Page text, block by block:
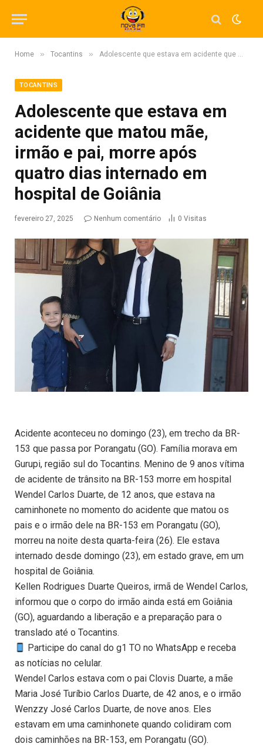
Home » Tocantins » Adolescente que estava em acidente que matou mãe, irmão e pai, morre após quatro dias internado em hospital de Goiânia
TOCANTINS
Adolescente que estava em
acidente que matou mãe,
irmão e pai, morre após
quatro dias internado em
hospital de Goiânia
fevereiro 27, 2025 Nenhum comentário 0 Visitas
Acidente aconteceu no domingo (23), em trecho da BR-
153 que passa por Porangatu (GO). Família morava em
Gurupi, região sul do Tocantins. Menino de 9 anos vítima
de acidente de trânsito na BR-153 morre em hospital
Wendel Carlos Duarte, de 12 anos, que estava na
caminhonete no momento do acidente que matou os
pais e o irmão dele na BR-153 em Porangatu (GO),
morreu na noite desta quarta-feira (26). Ele estava
internado desde domingo (23), em estado grave, em um
hospital de Goiânia.
Kellen Rodrigues Duarte Queiros, irmã de Wendel Carlos,
informou que o corpo do irmão ainda está em Goiânia
(GO), aguardando a liberação e a preparação para o
translado até o Tocantins.
Participe do canal do g1 TO no WhatsApp e receba
as notícias no celular.
Wendel Carlos estava com o pai Clovis Duarte, a mãe
Maria José Turíbio Carlos Duarte, de 42 anos, e o irmão
Wenzzy José Carlos Duarte, de nove anos. Eles
estavam em uma caminhonete quando colidiram com
dois caminhões na BR-153, em Porangatu (GO).